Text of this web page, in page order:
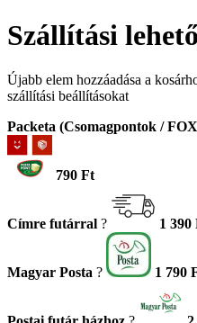
Szállítási
Újabb elem hozzáadása a
szállítási beállításokat
Packeta (Csomagpontok /
790 Ft
Címre futárral ? 1 390
Magyar Posta ? 1 790